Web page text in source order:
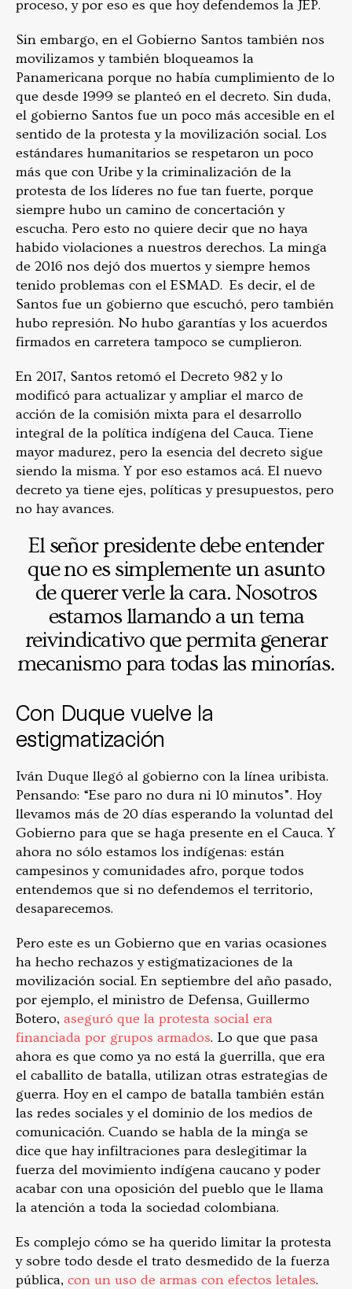
proceso, y por eso es que hoy defendemos la JEP.
Sin embargo, en el Gobierno Santos también nos
movilizamos y también bloqueamos la
Panamericana porque no había cumplimiento de lo
que desde 1999 se planteó en el decreto. Sin duda,
el gobierno Santos fue un poco más accesible en el
sentido de la protesta y la movilización social. Los
estándares humanitarios se respetaron un poco
más que con Uribe y la criminalización de la
protesta de los líderes no fue tan fuerte, porque
siempre hubo un camino de concertación y
escucha. Pero esto no quiere decir que no haya
habido violaciones a nuestros derechos. La minga
de 2016 nos dejó dos muertos y siempre hemos
tenido problemas con el ESMAD. Es decir, el de
Santos fue un gobierno que escuchó, pero también
hubo represión. No hubo garantías y los acuerdos
firmados en carretera tampoco se cumplieron.
En 2017, Santos retomó el Decreto 982 y lo
modificó para actualizar y ampliar el marco de
acción de la comisión mixta para el desarrollo
integral de la política indígena del Cauca. Tiene
mayor madurez, pero la esencia del decreto sigue
siendo la misma. Y por eso estamos acá. El nuevo
decreto ya tiene ejes, políticas y presupuestos, pero
no hay avances.
El señor presidente debe entender
que no es simplemente un asunto
de querer verle la cara. Nosotros
estamos llamando a un tema
reivindicativo que permita generar
mecanismo para todas las minorías.
Con Duque vuelve la
estigmatización
Iván Duque llegó al gobierno con la línea uribista.
Pensando: “Ese paro no dura ni 10 minutos”. Hoy
llevamos más de 20 días esperando la voluntad del
Gobierno para que se haga presente en el Cauca. Y
ahora no sólo estamos los indígenas: están
campesinos y comunidades afro, porque todos
entendemos que si no defendemos el territorio,
desaparecemos.
Pero este es un Gobierno que en varias ocasiones
ha hecho rechazos y estigmatizaciones de la
movilización social. En septiembre del año pasado,
por ejemplo, el ministro de Defensa, Guillermo
Botero, aseguró que la protesta social era
financiada por grupos armados. Lo que que pasa
ahora es que como ya no está la guerrilla, que era
el caballito de batalla, utilizan otras estrategias de
guerra. Hoy en el campo de batalla también están
las redes sociales y el dominio de los medios de
comunicación. Cuando se habla de la minga se
dice que hay infiltraciones para deslegitimar la
fuerza del movimiento indígena caucano y poder
acabar con una oposición del pueblo que le llama
la atención a toda la sociedad colombiana.
Es complejo cómo se ha querido limitar la protesta
y sobre todo desde el trato desmedido de la fuerza
pública, con un uso de armas con efectos letales.